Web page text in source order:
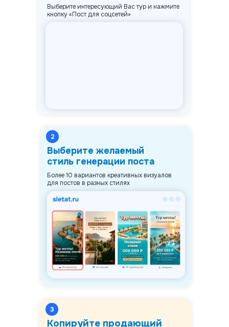
Выберите интересующий Вас тур и нажмите
кнопку «Пост для соцсетей»
Выберите желаемый
стиль генерации поста
Более 10 вариантов креативных визуалов
для постов в разных стилях
2
Копируйте продающий
3